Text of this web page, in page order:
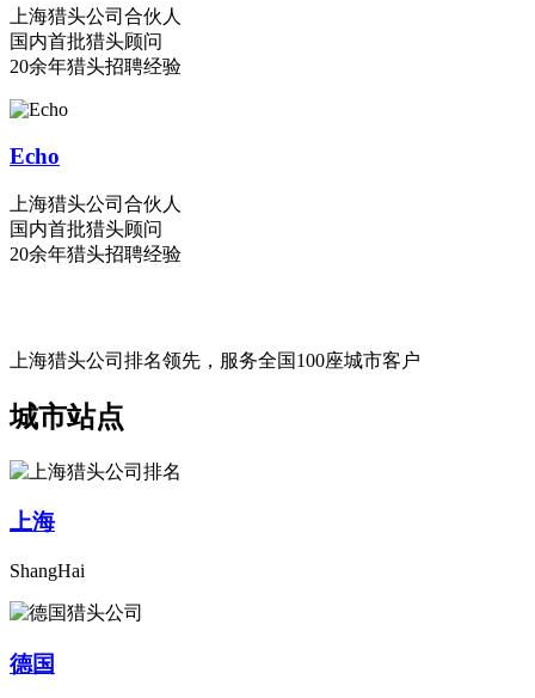
上海猎头公司合伙人
国内首批猎头顾问
20余年猎头招聘经验
Echo
上海猎头公司合伙人
国内首批猎头顾问
20余年猎头招聘经验
上海猎头公司排名领先，服务全国100座城市客户
城市站点
上海
ShangHai
德国